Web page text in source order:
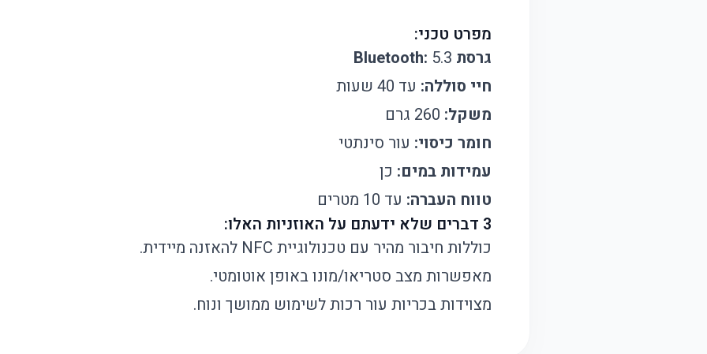
מפרט טכני:
גרסת Bluetooth: 5.3
חיי סוללה: עד 40 שעות
משקל:
חומר כיסוי: עור סינתטי
עמידות במים: כן
טווח העברה: עד 10 מטרים
3 דברים שלא ידעתם על האוזניות האלו:
כוללות חיבור מהיר עם טכנולוגיית NFC להאזנה מיידית.
מאפשרות מצב סטריאו/מונו באופן אוטומטי.
מצוידות בכריות עור רכות לשימוש ממושך ונוח.